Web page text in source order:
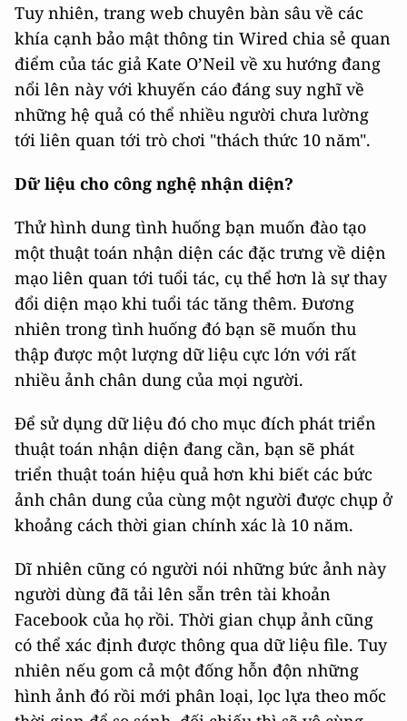
Tuy nhiên, trang web chuyên bàn sâu về các
khía cạnh bảo mật thông tin Wired chia sẻ quan
điểm của tác giả Kate O’Neil về xu hướng đang
nổi lên này với khuyến cáo đáng suy nghĩ về
những hệ quả có thể nhiều người chưa lường
tới liên quan tới trò chơi "thách thức 10 năm".
Dữ liệu cho công nghệ nhận diện?
Thử hình dung tình huống bạn muốn đào tạo
một thuật toán nhận diện các đặc trưng về diện
mạo liên quan tới tuổi tác, cụ thể hơn là sự thay
đổi diện mạo khi tuổi tác tăng thêm. Đương
nhiên trong tình huống đó bạn sẽ muốn thu
thập được một lượng dữ liệu cực lớn với rất
nhiều ảnh chân dung của mọi người.
Để sử dụng dữ liệu đó cho mục đích phát triển
thuật toán nhận diện đang cần, bạn sẽ phát
triển thuật toán hiệu quả hơn khi biết các bức
ảnh chân dung của cùng một người được chụp ở
khoảng cách thời gian chính xác là 10 năm.
Dĩ nhiên cũng có người nói những bức ảnh này
người dùng đã tải lên sẵn trên tài khoản
Facebook của họ rồi. Thời gian chụp ảnh cũng
có thể xác định được thông qua dữ liệu file. Tuy
nhiên nếu gom cả một đống hỗn độn những
hình ảnh đó rồi mới phân loại, lọc lựa theo mốc